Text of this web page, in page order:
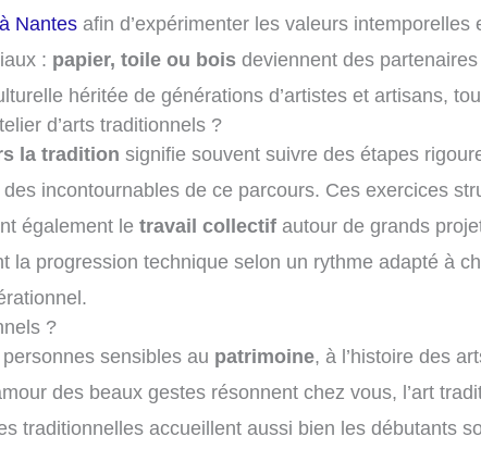
Nantes afin d’expérimenter les valeurs
: papier, toile ou bois deviennent des
héritée de générations d’artistes et artisans,
d’arts traditionnels ?
la tradition signifie souvent suivre des étapes
incontournables de ce parcours. Ces exercices
également le travail collectif autour de grands
la progression technique selon un rythme adapté à
?
sensibles au patrimoine, à l’histoire des
des beaux gestes résonnent chez vous, l’art
traditionnelles accueillent aussi bien les débutants